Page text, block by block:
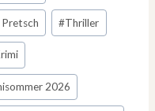
#Thriller
2026